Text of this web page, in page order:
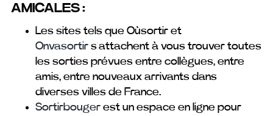
AMICALES :
Les sites tels que Oùsortir et
Onvasortirs’attachent à vous trouver toutes
les sorties prévues entre collègues, entre
amis, entre nouveaux arrivants dans
diverses villes de France.
Sortirbougerest un espace en ligne pour